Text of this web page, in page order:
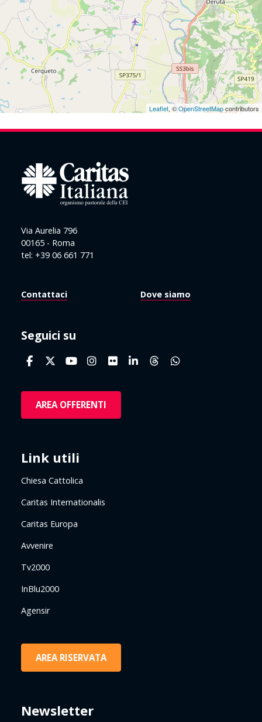
Leaflet, ©OpenStreetMapcontributors
Via Aurelia 796
00165 - Roma
tel: +39 06 661 771
Contattaci Dove siamo
Seguici su
AREA OFFERENTI
Link utili
Chiesa Cattolica
Caritas Internationalis
Caritas Europa
Avvenire
Tv2000
InBlu2000
Agensir
AREA RISERVATA
Newsletter